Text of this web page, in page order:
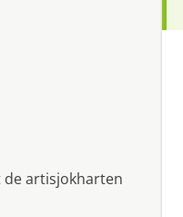
de artisjokharten